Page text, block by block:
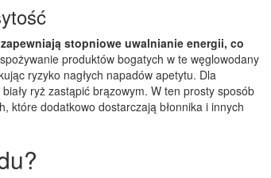
stopniowe uwalnianie energii, co
produktów bogatych w te węglowodany
ryzyko nagłych napadów apetytu. Dla
ryż zastąpić brązowym. W ten prosty sposób
które dodatkowo dostarczają błonnika i innych